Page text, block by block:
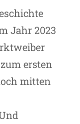
Jahr 2023
ersten
mitten